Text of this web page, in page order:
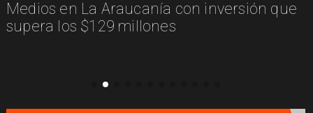
Pucón y busca potenciar el turismo local